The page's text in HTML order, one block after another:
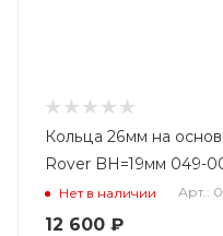
Кольца 26мм на
Rover BH=19мм 049-
Нет в наличии Арт.:
12 600 ₽